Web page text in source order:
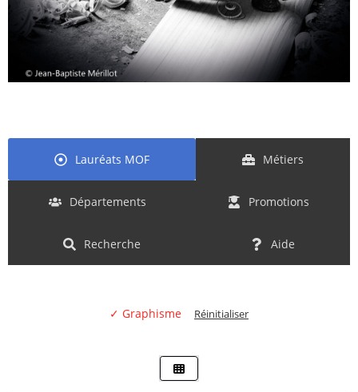
Lauréats MOF Métiers
Départements Promotions
Recherche Aide
✓ Graphisme Réinitialiser